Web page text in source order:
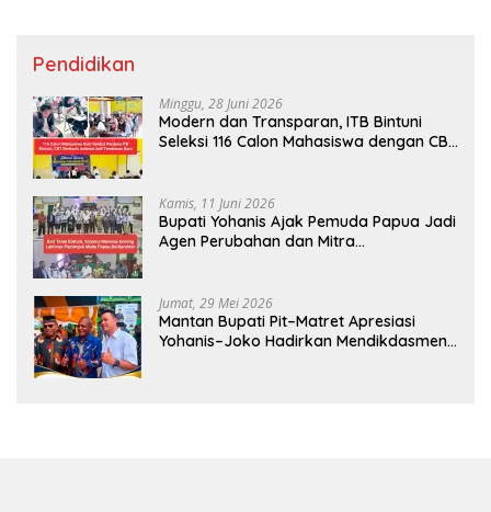
Pendidikan
Minggu, 28 Juni 2026
Modern dan Transparan, ITB Bintuni
Seleksi 116 Calon Mahasiswa dengan CBT
Kamis, 11 Juni 2026
Bupati Yohanis Ajak Pemuda Papua Jadi
Agen Perubahan dan Mitra
Jumat, 29 Mei 2026
Mantan Bupati Pit–Matret Apresiasi
Yohanis–Joko Hadirkan Mendikdasmen